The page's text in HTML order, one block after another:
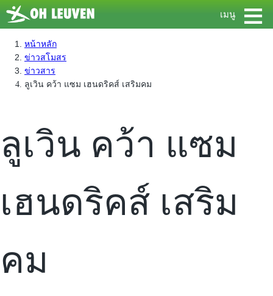
เมนู ≡
หน้าหลัก
ข่าวสโมสร
ข่าวสาร
ลูเวิน คว้า แซม เฮนดริคส์ เสริมคม
ลูเวิน คว้า แซม
เฮนดริคส์ เสริม
คม